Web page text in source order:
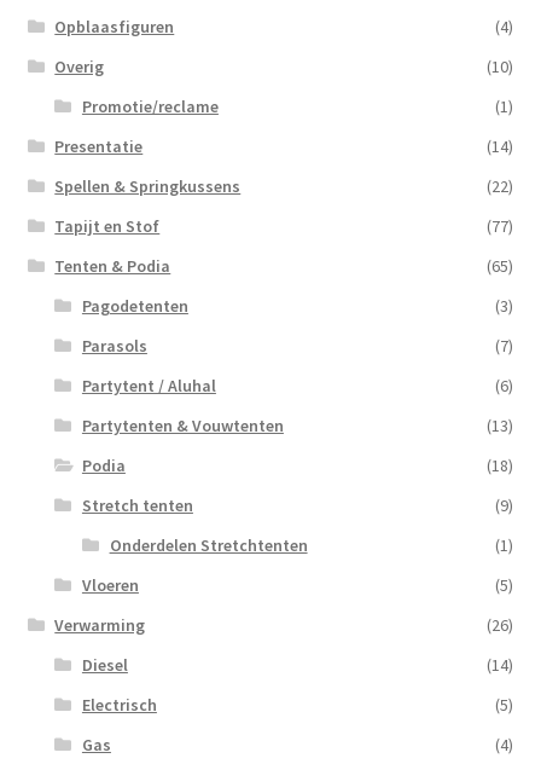
Opblaasfiguren
(4)
Overig
(10)
Promotie/reclame
(1)
Presentatie
(14)
Spellen & Springkussens
(22)
Tapijt en Stof
(77)
Tenten & Podia
(65)
Pagodetenten
(3)
Parasols
(7)
Partytent / Aluhal
(6)
Partytenten & Vouwtenten
(13)
Podia
(18)
Stretch tenten
(9)
Onderdelen Stretchtenten
(1)
Vloeren
(5)
Verwarming
(26)
Diesel
(14)
Electrisch
(5)
Gas
(4)